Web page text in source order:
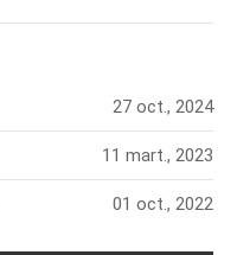
27 oct., 2024
11 mart., 2023
01 oct., 2022